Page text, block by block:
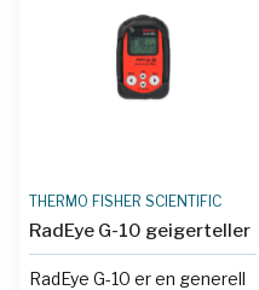
THERMO FISHER SCIENTIFIC
RadEye G-10 geigerteller
RadEye G-10 er en generell